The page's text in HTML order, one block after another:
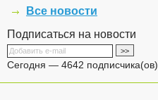
Все новости
Подписаться на новости
Сегодня — 4642 подписчика(ов)